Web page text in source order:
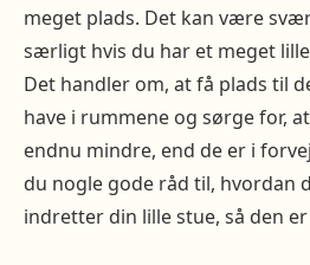
meget plads. Det kan være
særligt hvis du har et meget
Det handler om, at få plads til
have i rummene og sørge for,
endnu mindre, end de er i
du nogle gode råd til, hvordan
indretter din lille stue, så den